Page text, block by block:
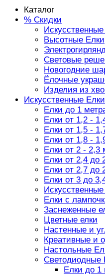
Каталог
% Скидки
Высотные Елки
Световые
Новогодние
Ёлочные
Изделия из
Искусственные Елки
Елки до 1
Елки от 1,2 -
Елки от 1,5 -
Елки от 1,8 -
Елки от 2 - 2,3
Елки от 2,4 до
Елки от 2,7 до
Елки от 3 до
Елки с
Заснеженные
Цветные елки
Настенные и
Креативные и
Настольные
Светодиодные
Елки до 1